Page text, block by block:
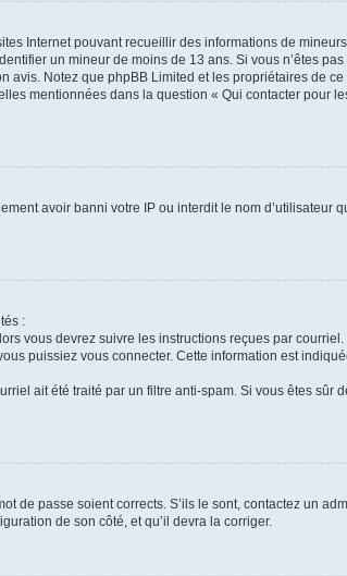
Internet pouvant recueillir des informations de
un mineur de moins de 13 ans. Si vous n’êtes
Notez que phpBB Limited et les propriétaires de
mentionnées dans la question « Qui contacter pour
avoir banni votre IP ou interdit le nom d’utilisateur
:
vous devrez suivre les instructions reçues par
puissiez vous connecter. Cette information est
ait été traité par un filtre anti-spam. Si vous êtes sûr
de passe soient corrects. S’ils le sont, contactez un
de son côté, et qu’il devra la corriger.